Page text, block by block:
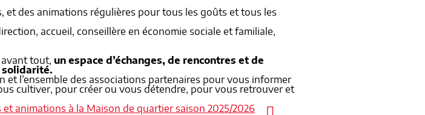
et des animations régulières pour tous les goûts et tous les
accueil, conseillère en économie sociale et familiale,
tout, un espace d’échanges, de rencontres et de
solidarité.
et l’ensemble des associations partenaires pour vous informer
cultiver, pour créer ou vous détendre, pour vous retrouver et
animations à la Maison de quartier saison 2025/2026